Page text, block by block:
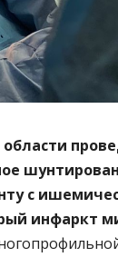
с
инфаркт